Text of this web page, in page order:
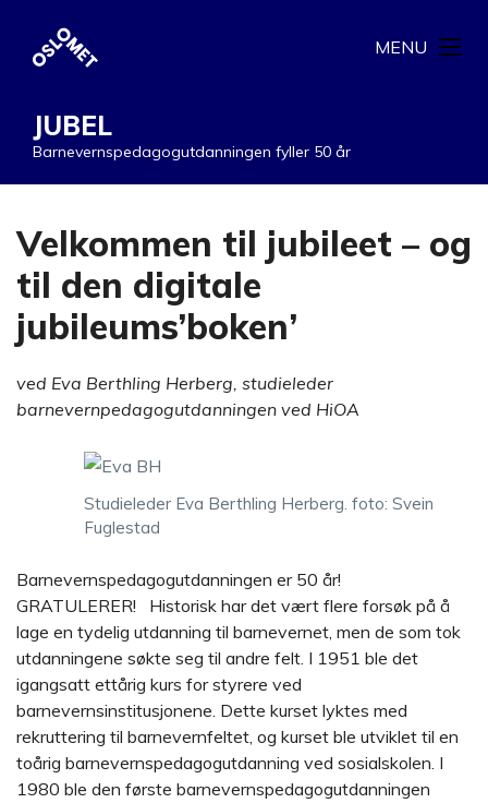
JUBEL
Barnevernspedagogutdanningen fyller 50 år
MENU
Velkommen til jubileet – og
til den digitale
jubileums’boken’
ved Eva Berthling Herberg, studieleder
barnevernpedagogutdanningen ved HiOA
Studieleder Eva Berthling Herberg. foto: Svein
Fuglestad
Barnevernspedagogutdanningen er 50 år!
GRATULERER! Historisk har det vært flere forsøk på å
lage en tydelig utdanning til barnevernet, men de som tok
utdanningene søkte seg til andre felt. I 1951 ble det
igangsatt ettårig kurs for styrere ved
barnevernsinstitusjonene. Dette kurset lyktes med
rekruttering til barnevernfeltet, og kurset ble utviklet til en
toårig barnevernspedagogutdanning ved sosialskolen. I
1980 ble den første barnevernspedagogutdanningen